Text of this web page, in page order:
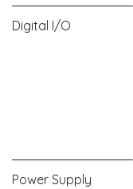
Digital I/O
Power Supply